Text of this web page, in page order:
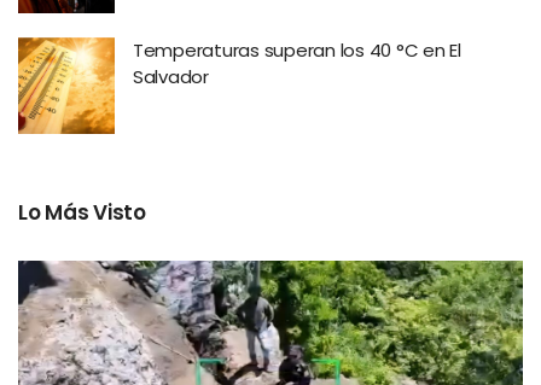
Temperaturas superan los 40 °C en El
Salvador
Lo Más Visto